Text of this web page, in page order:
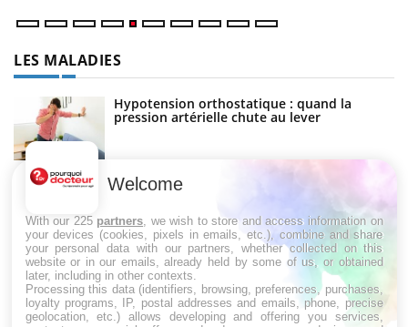
LES MALADIES
Hypotension orthostatique : quand la
pression artérielle chute au lever
Drépanocytose : une déformation des
Maladie de Charcot (Sclérose latérale
amyotrophique)
Welcome
With our 225 partners , we wish to store and access information on
your devices (cookies, pixels in emails, etc.), combine and share
your personal data with our partners, whether collected on this
website or in our emails, already held by some of us, or obtained
later, including in other contexts.
Processing this data (identifiers, browsing, preferences, purchases,
loyalty programs, IP, postal addresses and emails, phone, precise
geolocation, etc.) allows developing and offering you services,